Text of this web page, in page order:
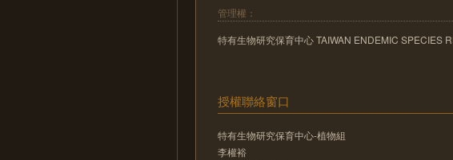
管理權：
特有生物研究保育中心 TAIWAN ENDEMIC SPECIES
授權聯絡窗口
特有生物研究保育中心-植物組
李權裕